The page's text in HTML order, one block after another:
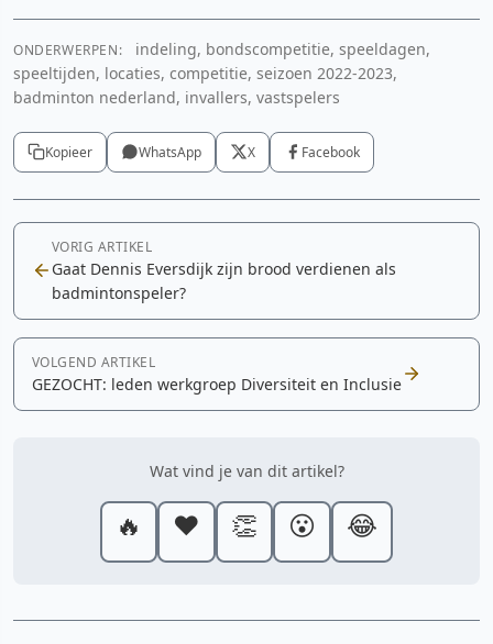
ONDERWERPEN:
indeling, bondscompetitie, speeldagen,
speeltijden, locaties, competitie, seizoen 2022-2023,
badminton nederland, invallers, vastspelers
Kopieer WhatsApp X Facebook
VORIG ARTIKEL
Gaat Dennis Eversdijk zijn brood verdienen als
badmintonspeler?
VOLGEND ARTIKEL
GEZOCHT: leden werkgroep Diversiteit en Inclusie
Wat vind je van dit artikel?
🔥 ❤️ 👏 😮 😂